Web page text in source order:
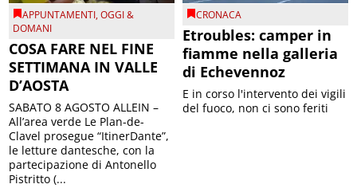
APPUNTAMENTI,OGGI &
DOMANI
COSA FARE NEL FINE
SETTIMANA IN VALLE
D’AOSTA
SABATO 8 AGOSTO ALLEIN –
All’area verde Le Plan-de-
Clavel prosegue “ItinerDante”,
le letture dantesche, con la
partecipazione di Antonello
Pistritto (...
CRONACA
Etroubles: camper in
fiamme nella galleria
di Echevennoz
E in corso l'intervento dei vigili
del fuoco, non ci sono feriti